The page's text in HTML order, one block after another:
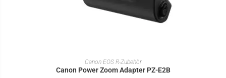
IN DEN WARENKORB
Canon EOS R-Zubehör
Canon Power Zoom Adapter PZ-E2B